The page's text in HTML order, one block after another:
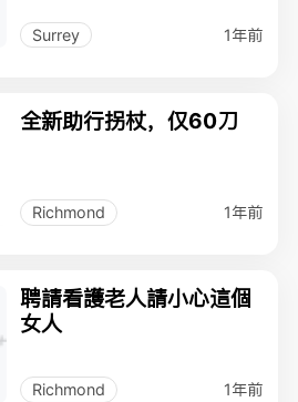
Surrey 1年前
全新助行拐杖，仅60刀
Richmond 1年前
聘請看護老人請小心這個
女人
Richmond 1年前